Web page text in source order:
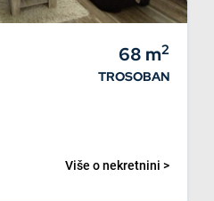
68 m2
TROSOBAN
Više o nekretnini >